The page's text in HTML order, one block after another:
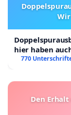
hier haben
770
Den